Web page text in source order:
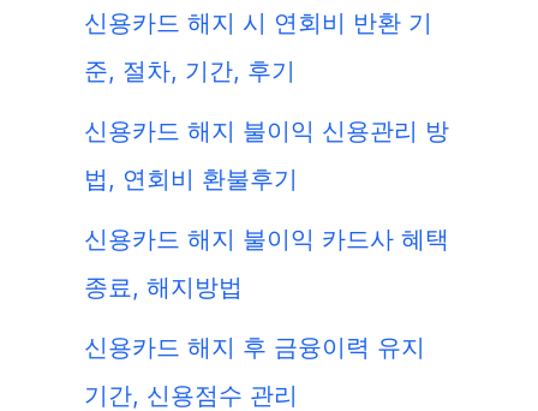
신용카드 해지 시 연회비 반환 기
준, 절차, 기간, 후기
신용카드 해지 불이익 신용관리 방
법, 연회비 환불후기
신용카드 해지 불이익 카드사 혜택
종료, 해지방법
신용카드 해지 후 금융이력 유지
기간, 신용점수 관리